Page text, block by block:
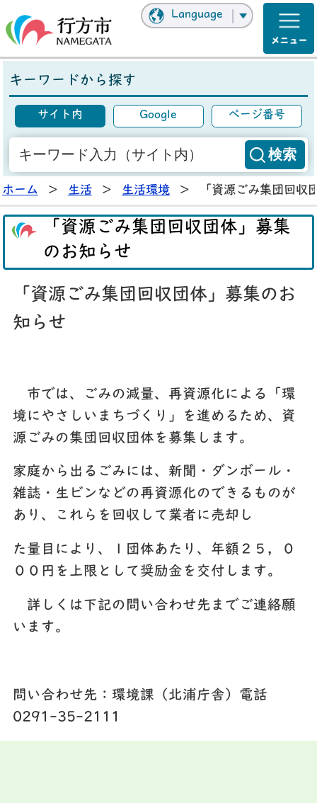
Language
キーワードから探す
サイト内 Google ページ番号
ホーム > 生活 > 生活環境 > 「資源ごみ集団回収
「資源ごみ集団回収団体」募集
のお知らせ
「資源ごみ集団回収団体」募集のお
知らせ
市では、ごみの減量、再資源化による「環
境にやさしいまちづくり」を進めるため、資
源ごみの集団回収団体を募集します。
家庭から出るごみには、新聞・ダンボール・
雑誌・生ビンなどの再資源化のできるものが
あり、これらを回収して業者に売却し
た量目により、１団体あたり、年額２５，０
００円を上限として奨励金を交付します。
詳しくは下記の問い合わせ先までご連絡願
います。
問い合わせ先：環境課（北浦庁舎）電話
0291-35-2111